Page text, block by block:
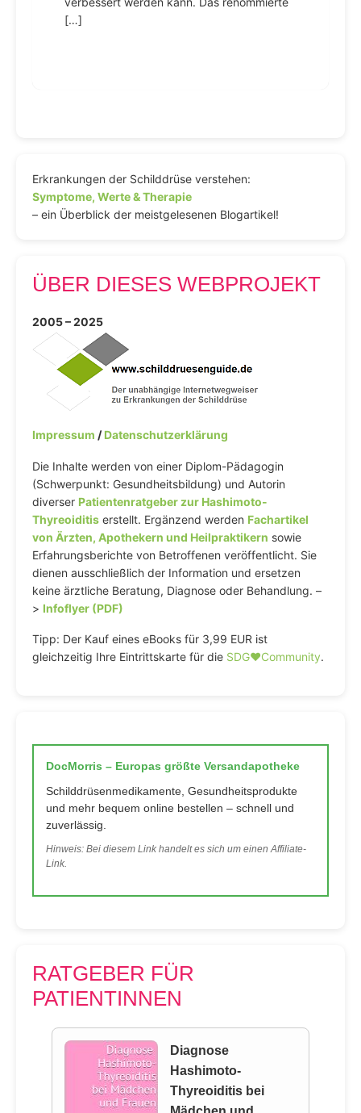
[…]
Erkrankungen der Schilddrüse verstehen:
Symptome, Werte & Therapie
– ein Überblick der meistgelesenen Blogartikel!
ÜBER DIESES WEBPROJEKT
2005 – 2025
Impressum /Datenschutzerklärung
Die Inhalte werden von einer Diplom-Pädagogin
(Schwerpunkt: Gesundheitsbildung) und Autorin
diverser Patientenratgeber zur Hashimoto-
Thyreoiditis erstellt. Ergänzend werden Fachartikel
von Ärzten, Apothekern und Heilpraktikern sowie
Erfahrungsberichte von Betroffenen veröffentlicht. Sie
dienen ausschließlich der Information und ersetzen
keine ärztliche Beratung, Diagnose oder Behandlung. –
> Infoflyer (PDF)
Tipp: Der Kauf eines eBooks für 3,99 EUR ist
gleichzeitig Ihre Eintrittskarte für die SDG♥️Community.
DocMorris – Europas größte Versandapotheke
Schilddrüsenmedikamente, Gesundheitsprodukte
und mehr bequem online bestellen – schnell und
zuverlässig.
Hinweis: Bei diesem Link handelt es sich um einen Affiliate-
Link.
RATGEBER FÜR
PATIENTINNEN
Diagnose
Hashimoto-
Thyreoiditis bei